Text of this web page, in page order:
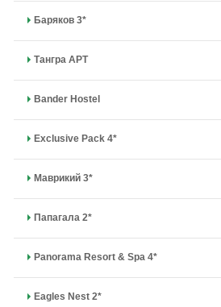
Баряков 3*
Тангра APT
Bander Hostel
Exclusive Pack 4*
Маврикий 3*
Папагала 2*
Panorama Resort & Spa 4*
Eagles Nest 2*